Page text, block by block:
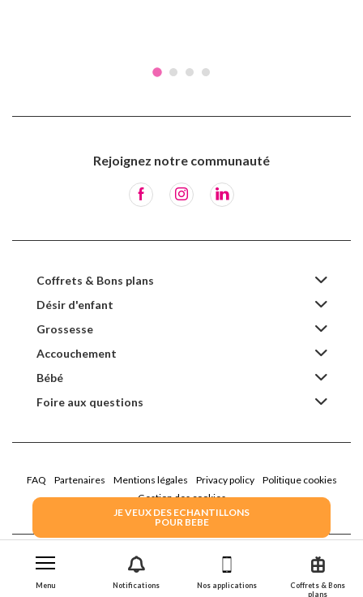
Coffrets & Bons
plans
Nos applications
Notifications
Menu
JE VEUX DES ECHANTILLONS
POUR BEBE
Rejoignez notre communauté
Coffrets & Bons plans
Désir d'enfant
Grossesse
Accouchement
Bébé
Foire aux questions
FAQ Partenaires Mentions légales Privacy policy
Politique cookies
Gestion des cookies
2022 Family Service - la Boîte Rose